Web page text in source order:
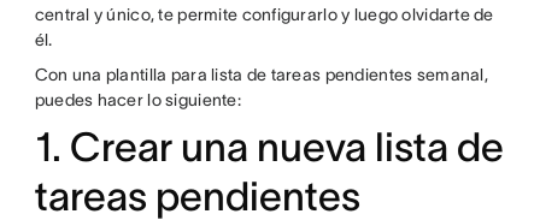
central y único, te permite configurarlo y luego olvidarte de
él.
Con una plantilla para lista de tareas pendientes semanal,
puedes hacer lo siguiente:
1. Crear una nueva lista de
tareas pendientes